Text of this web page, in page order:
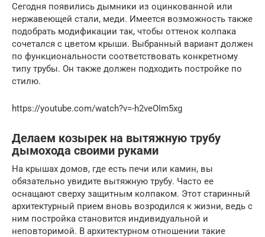
Сегодня появились дымники из оцинкованной или
нержавеющей стали, меди. Имеется возможность также
подобрать модификации так, чтобы оттенок колпака
сочетался с цветом крыши. Выбранный вариант должен
по функциональности соответствовать конкретному
типу трубы. Он также должен подходить постройке по
стилю.
https://youtube.com/watch?v=-h2veOIm5xg
Делаем козырек на вытяжную трубу
дымохода своими руками
На крышах домов, где есть печи или камин, вы
обязательно увидите вытяжную трубу. Часто ее
оснащают сверху защитным колпаком. Этот старинный
архитектурный прием вновь возродился к жизни, ведь с
ним постройка становится индивидуальной и
неповторимой. В архитектурном отношении такие